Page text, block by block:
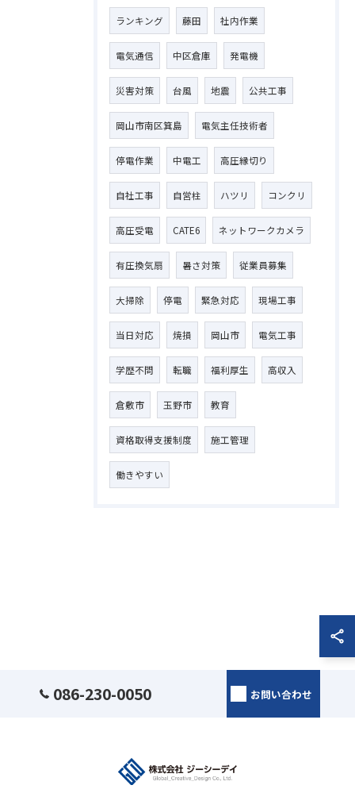
ランキング 藤田 社内作業
電気通信 中区倉庫 発電機
災害対策 台風 地震 公共工事
岡山市南区箕島 電気主任技術者
停電作業 中電工 高圧縁切り
自社工事 自営柱 ハツリ コンクリ
高圧受電 CATE6 ネットワークカメラ
有圧換気扇 暑さ対策 従業員募集
大掃除 停電 緊急対応 現場工事
当日対応 焼損 岡山市 電気工事
学歴不問 転職 福利厚生 高収入
倉敷市 玉野市 教育
資格取得支援制度 施工管理
働きやすい
086-230-0050 お問い合わせ